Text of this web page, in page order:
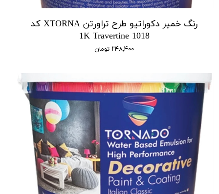
رنگ خمیر دکوراتیو طرح تراورتن XTORNA کد
1018 1K Travertine
۲۴۸,۴۰۰ تومان